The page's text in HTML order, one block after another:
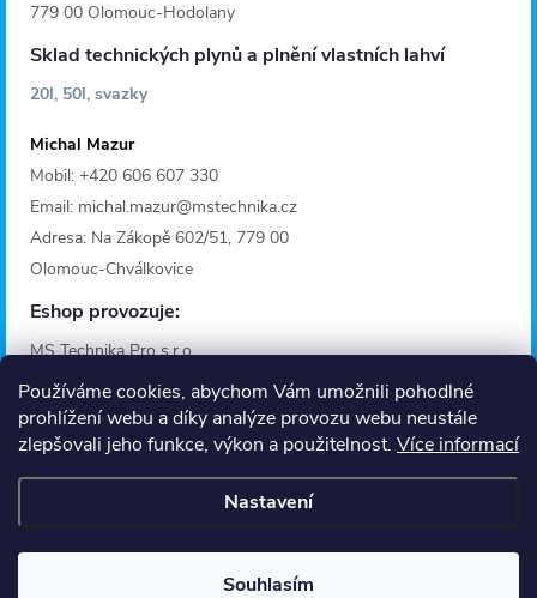
Používáme cookies, abychom Vám umožnili pohodlné
prohlížení webu a díky analýze provozu webu neustále
zlepšovali jeho funkce, výkon a použitelnost. Více informací
Nastavení
Souhlasím
779 00 Olomouc-Hodolany
Sklad technických plynů a plnění vlastních lahví
20l, 50l, svazky
Michal Mazur
Mobil: +420 606 607 330
Email: michal.mazur@mstechnika.cz
Adresa: Na Zákopě 602/51, 779 00
Olomouc-Chválkovice
Eshop provozuje:
MS Technika Pro s.r.o.
IČO: 28642368
Adresa: Fügnerova 1125/36A
779 00 Olomouc
Provozní doba